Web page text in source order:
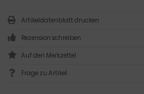
Artikeldatenblatt drucken
Rezension schreiben
Frage zu Artikel